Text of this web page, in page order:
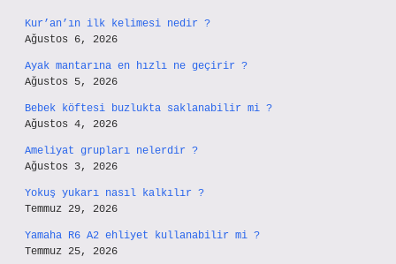
Kur’an’ın ilk kelimesi nedir ?
Ağustos 6, 2026
Ayak mantarına en hızlı ne geçirir ?
Ağustos 5, 2026
Bebek köftesi buzlukta saklanabilir mi ?
Ağustos 4, 2026
Ameliyat grupları nelerdir ?
Ağustos 3, 2026
Yokuş yukarı nasıl kalkılır ?
Temmuz 29, 2026
Yamaha R6 A2 ehliyet kullanabilir mi ?
Temmuz 25, 2026